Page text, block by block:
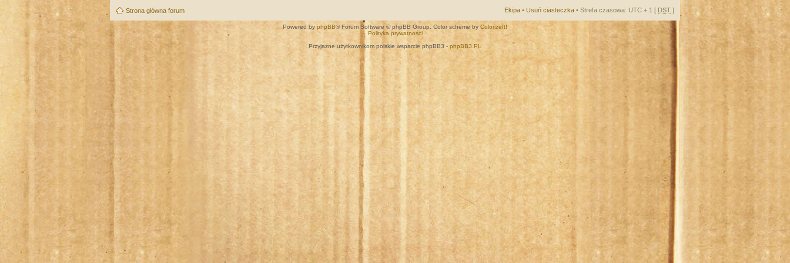
Strona główna forum Ekipa • Usuń ciasteczka • Strefa czasowa: UTC + 1 [ DST ]
Powered by phpBB® Forum Software © phpBB Group. Color scheme by ColorizeIt!
Polityka prywatności
Przyjazne użytkownikom polskie wsparcie phpBB3 - phpBB3.PL